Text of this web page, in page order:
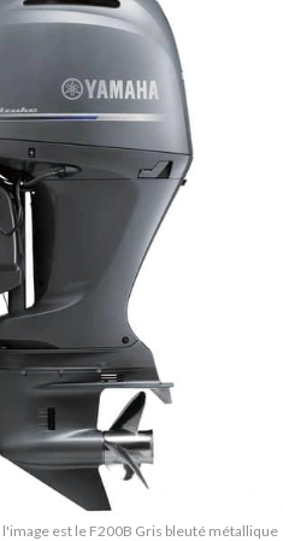
est le F200B Gris bleuté métallique